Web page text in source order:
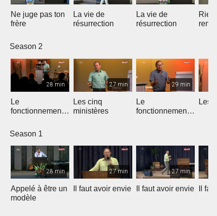
Ne juge pas ton
frère
La vie de
résurrection
La vie de
résurrection
Rien
Season 2
28 min
Le
fonctionnement
apostolique
27 min
Les cinq
ministères
29 min
Le
fonctionnement
Les
Season 1
28 min
Appelé à être un
modèle
27 min
Il faut avoir envie
27 min
Il faut avoir envie Il